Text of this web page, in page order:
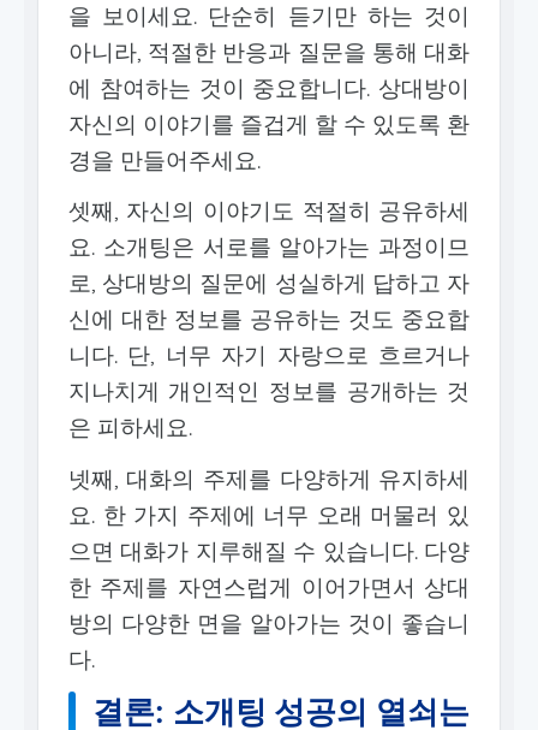
을 보이세요. 단순히 듣기만 하는 것이
아니라, 적절한 반응과 질문을 통해 대화
에 참여하는 것이 중요합니다. 상대방이
자신의 이야기를 즐겁게 할 수 있도록 환
경을 만들어주세요.
셋째, 자신의 이야기도 적절히 공유하세
요. 소개팅은 서로를 알아가는 과정이므
로, 상대방의 질문에 성실하게 답하고 자
신에 대한 정보를 공유하는 것도 중요합
니다. 단, 너무 자기 자랑으로 흐르거나
지나치게 개인적인 정보를 공개하는 것
은 피하세요.
넷째, 대화의 주제를 다양하게 유지하세
요. 한 가지 주제에 너무 오래 머물러 있
으면 대화가 지루해질 수 있습니다. 다양
한 주제를 자연스럽게 이어가면서 상대
방의 다양한 면을 알아가는 것이 좋습니
다.
결론: 소개팅 성공의 열쇠는